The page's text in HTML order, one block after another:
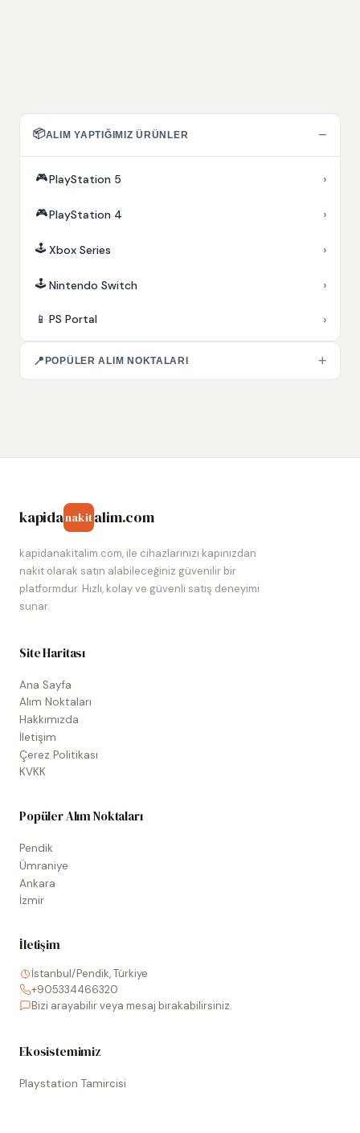
📦ALIM YAPTIĞIMIZ ÜRÜNLER −
🎮PlayStation 5 ›
🎮PlayStation 4 ›
🕹️ Xbox Series ›
🕹️ Nintendo Switch ›
📱 PS Portal ›
📍 POPÜLER ALIM NOKTALARI +
kapidanakitalim.com
kapidanakitalim.com, ile cihazlarınızı kapınızdan
nakit olarak satın alabileceğiniz güvenilir bir
platformdur. Hızlı, kolay ve güvenli satış deneyimi
sunar.
Site Haritası
Ana Sayfa
Alım Noktaları
Hakkımızda
İletişim
Çerez Politikası
KVKK
Popüler Alım Noktaları
Pendik
Ümraniye
Ankara
İzmir
İletişim
İstanbul/Pendik, Türkiye
+905334466320
Bizi arayabilir veya mesaj bırakabilirsiniz.
Ekosistemimiz
Playstation Tamircisi